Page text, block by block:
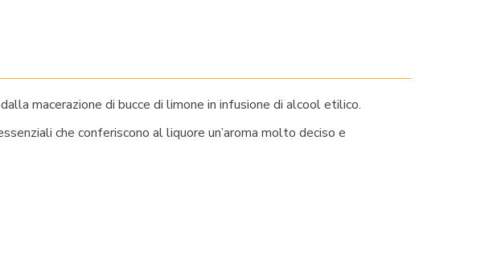
macerazione di bucce di limone in infusione di alcool etilico.
che conferiscono al liquore un’aroma molto deciso e